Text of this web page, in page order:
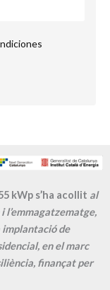
kWp s’ha acollit al
l’emmagatzematge,
implantació de
en el marc
finançat per